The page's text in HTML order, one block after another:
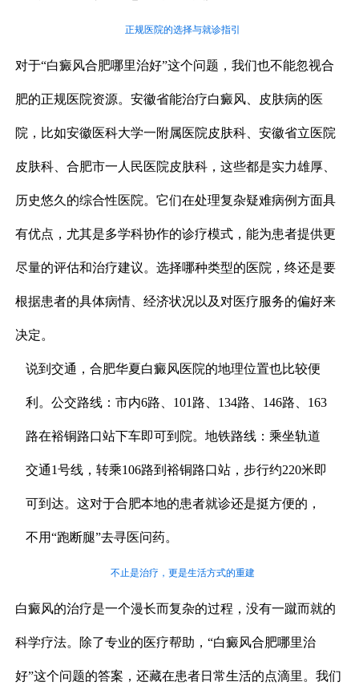
正规医院的选择与就诊指引
对于“白癜风合肥哪里治好”这个问题，我们也不能忽视合
肥的正规医院资源。安徽省能治疗白癜风、皮肤病的医
院，比如安徽医科大学一附属医院皮肤科、安徽省立医院
皮肤科、合肥市一人民医院皮肤科，这些都是实力雄厚、
历史悠久的综合性医院。它们在处理复杂疑难病例方面具
有优点，尤其是多学科协作的诊疗模式，能为患者提供更
尽量的评估和治疗建议。选择哪种类型的医院，终还是要
根据患者的具体病情、经济状况以及对医疗服务的偏好来
决定。
说到交通，合肥华夏白癜风医院的地理位置也比较便
利。公交路线：市内6路、101路、134路、146路、163
路在裕铜路口站下车即可到院。地铁路线：乘坐轨道
交通1号线，转乘106路到裕铜路口站，步行约220米即
可到达。这对于合肥本地的患者就诊还是挺方便的，
不用“跑断腿”去寻医问药。
不止是治疗，更是生活方式的重建
白癜风的治疗是一个漫长而复杂的过程，没有一蹴而就的
科学疗法。除了专业的医疗帮助，“白癜风合肥哪里治
好”这个问题的答案，还藏在患者日常生活的点滴里。我们